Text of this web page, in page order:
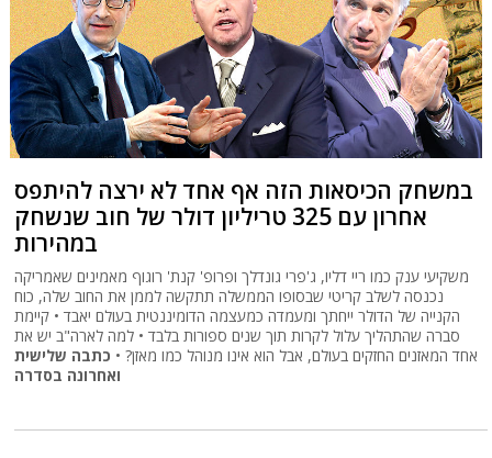
במשחק הכיסאות הזה אף אחד לא ירצה להיתפס
אחרון עם 325 טריליון דולר של חוב שנשחק
במהירות
משקיעי ענק כמו ריי דליו, ג'פרי גונדלך ופרופ' קנת' רוגוף מאמינים שאמריקה
נכנסה לשלב קריטי שבסופו הממשלה תתקשה לממן את החוב שלה, כוח
הקנייה של הדולר ייחתך ומעמדה כמעצמה הדומיננטית בעולם יאבד • קיימת
סברה שהתהליך עלול לקרות תוך שנים ספורות בלבד • למה לארה"ב יש את
אחד המאזנים החזקים בעולם, אבל הוא אינו מנוהל כמו מאזן? • כתבה שלישית
ואחרונה בסדרה